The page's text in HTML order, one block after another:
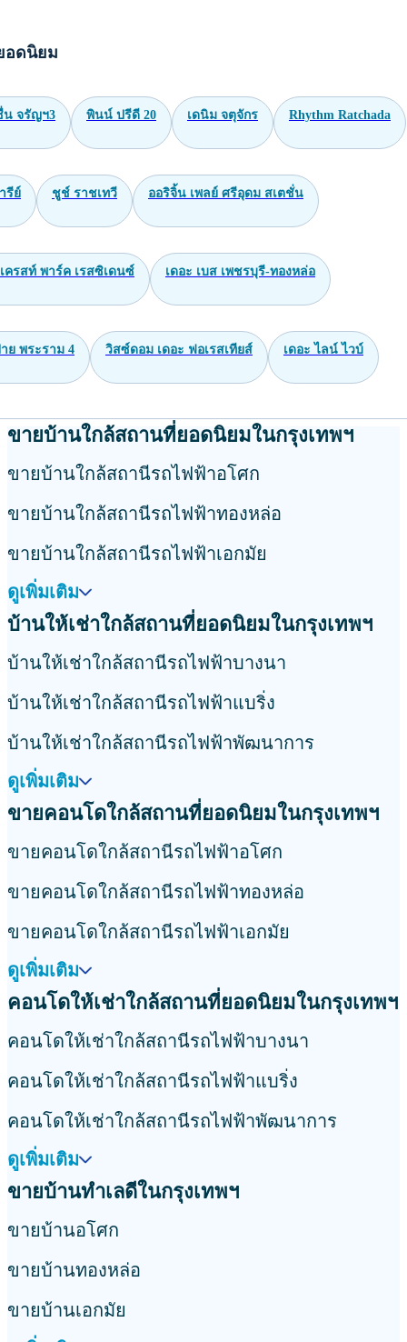
อดนิยม
จรัญฯ3 พินน์ ปรีดี 20 เดนิม จตุจักร Rhythm Ratchada
รีย์ ชูช์ ราชเทวี ออริจิ้น เพลย์ ศรีอุดม สเตชั่น
ครสท์ พาร์ค เรสซิเดนซ์ เดอะ เบส เพชรบุรี-ทองหล่อ
ย พระราม 4 วิสซ์ดอม เดอะ ฟอเรสเทียส์ เดอะ ไลน์ ไวบ์
ขายบ้านใกล้สถานที่ยอดนิยมในกรุงเทพฯ
ขายบ้านใกล้สถานีรถไฟฟ้าอโศก
ขายบ้านใกล้สถานีรถไฟฟ้าทองหล่อ
ขายบ้านใกล้สถานีรถไฟฟ้าเอกมัย
ดูเพิ่มเติม
บ้านให้เช่าใกล้สถานที่ยอดนิยมในกรุงเทพฯ
บ้านให้เช่าใกล้สถานีรถไฟฟ้าบางนา
บ้านให้เช่าใกล้สถานีรถไฟฟ้าแบริ่ง
บ้านให้เช่าใกล้สถานีรถไฟฟ้าพัฒนาการ
ดูเพิ่มเติม
ขายคอนโดใกล้สถานที่ยอดนิยมในกรุงเทพฯ
ขายคอนโดใกล้สถานีรถไฟฟ้าอโศก
ขายคอนโดใกล้สถานีรถไฟฟ้าทองหล่อ
ขายคอนโดใกล้สถานีรถไฟฟ้าเอกมัย
ดูเพิ่มเติม
คอนโดให้เช่าใกล้สถานที่ยอดนิยมในกรุงเทพฯ
คอนโดให้เช่าใกล้สถานีรถไฟฟ้าบางนา
คอนโดให้เช่าใกล้สถานีรถไฟฟ้าแบริ่ง
คอนโดให้เช่าใกล้สถานีรถไฟฟ้าพัฒนาการ
ดูเพิ่มเติม
ขายบ้านทำเลดีในกรุงเทพฯ
ขายบ้านอโศก
ขายบ้านทองหล่อ
ขายบ้านเอกมัย